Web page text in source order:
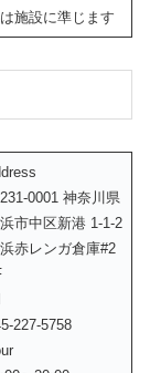
は施設に準じます
0001 神奈川県
市中区新港 1-1-2
赤レンガ倉庫#2
227-5758